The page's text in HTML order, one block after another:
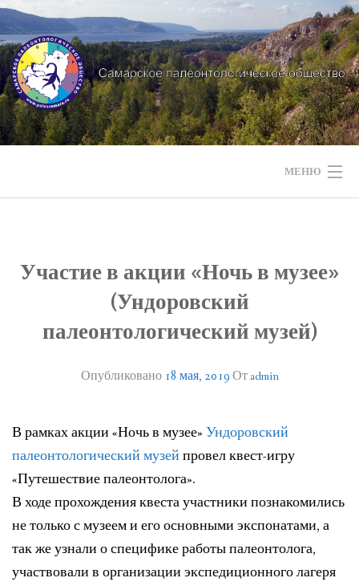
Перейти
содержимому
МЕНЮ
НАШИ МЕРОПРИЯТИЯ
НАШИ ЭКСПЕДИЦИИ
СТРАТИГРАФИЯ РЕГИОНА
ЛИТЕРАТУРА
ПОЛЕЗНЫЕ САЙТЫ
НАШИ НАГРАДЫ
НАШИ НАХОДКИ
Участие в акции «Ночь в музее»
(Ундоровский
палеонтологический музей)
Опубликовано 18 мая, 2019От admin
В рамках акции «Ночь в музее» Ундоровский
палеонтологический музей провел квест-игру
«Путешествие палеонтолога».
В ходе прохождения квеста участники познакомились
не только с музеем и его основными экспонатами, а
так же узнали о специфике работы палеонтолога,
участвовали в организации экспедиционного лагеря